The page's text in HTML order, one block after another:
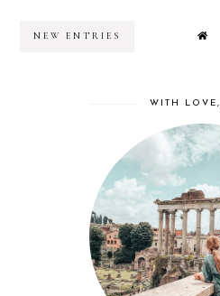
NEW ENTRIES
WITH